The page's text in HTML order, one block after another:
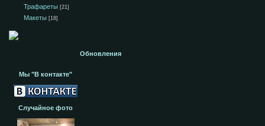
Трафареты [21]
Макеты [18]
Обновления
Мы "В контакте"
Случайное фото